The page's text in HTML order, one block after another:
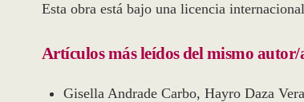
Esta obra está bajo una licencia internacional
Artículos más leídos del mismo autor/
Gisella Andrade Carbo, Hayro Daza